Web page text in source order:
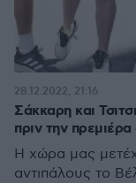
Σάκκαρη και
πριν την
Η χώρα μας
αντιπάλους το
28.12.2022, 21:16